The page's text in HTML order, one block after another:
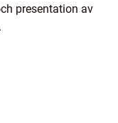
presentation av